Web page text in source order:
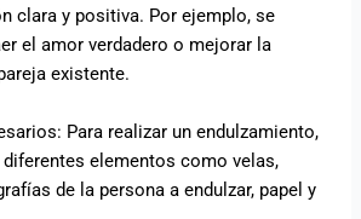
clara y positiva. Por ejemplo, se
el amor verdadero o mejorar la
existente.
Para realizar un endulzamiento,
elementos como velas,
de la persona a endulzar, papel y